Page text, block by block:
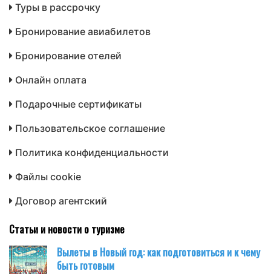
Туры в рассрочку
Бронирование авиабилетов
Бронирование отелей
Онлайн оплата
Подарочные сертификаты
Пользовательское соглашение
Политика конфиденциальности
Файлы cookie
Договор агентский
Статьи и новости о туризме
Вылеты в Новый год: как подготовиться и к чему
быть готовым